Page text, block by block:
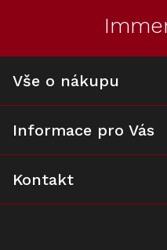
Neperforovaná
miska Miele DGG 3
Na dotaz
1 490 Kč
Do košíku
Vše o nákupu
Informace pro Vás
Kontakt